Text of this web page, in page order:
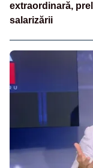
extraordinară,
salarizării